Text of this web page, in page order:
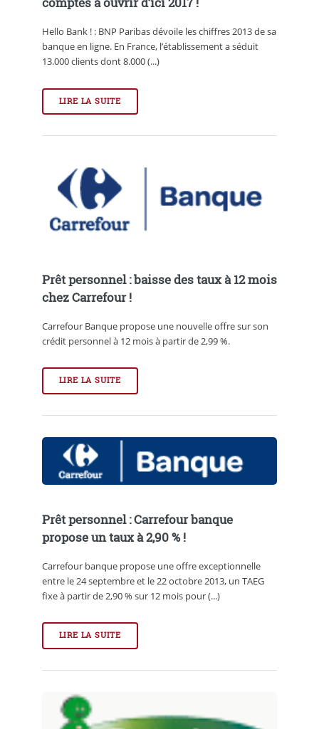
Hello Bank ! : BNP Paribas dévoile les chiffres 2013 de sa
banque en ligne. En France, l’établissement a séduit
13.000 clients dont 8.000 (...)
LIRE LA SUITE
Prêt personnel : baisse des taux à 12 mois
chez Carrefour !
Carrefour Banque propose une nouvelle offre sur son
crédit personnel à 12 mois à partir de 2,99 %.
LIRE LA SUITE
Prêt personnel : Carrefour banque
propose un taux à 2,90 % !
Carrefour banque propose une offre exceptionnelle
entre le 24 septembre et le 22 octobre 2013, un TAEG
fixe à partir de 2,90 % sur 12 mois pour (...)
LIRE LA SUITE